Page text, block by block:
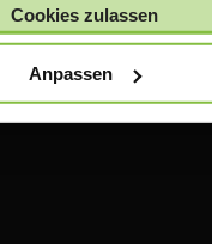
Cookies zulassen
Anpassen
ist und uns Ihr
vorliegt.